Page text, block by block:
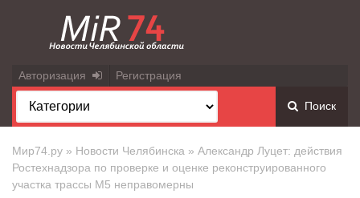
Авторизация Регистрация
Поиск
Мир74.ру » Новости Челябинска » Александр Луцет: действия
Ростехнадзора по проверке и оценке реконструированного
участка трассы М5 неправомерны